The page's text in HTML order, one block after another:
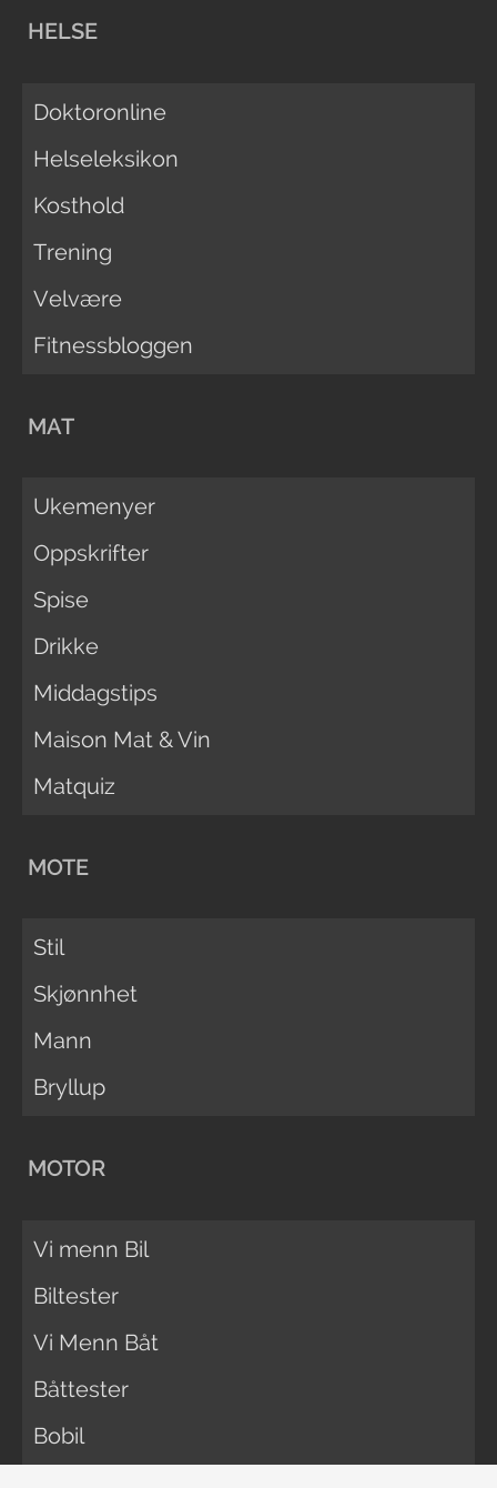
HELSE
Doktoronline
Helseleksikon
Kosthold
Trening
Velvære
Fitnessbloggen
MAT
Ukemenyer
Oppskrifter
Spise
Drikke
Middagstips
Maison Mat & Vin
Matquiz
MOTE
Stil
Skjønnhet
Mann
Bryllup
MOTOR
Vi menn Bil
Biltester
Vi Menn Båt
Båttester
Bobil